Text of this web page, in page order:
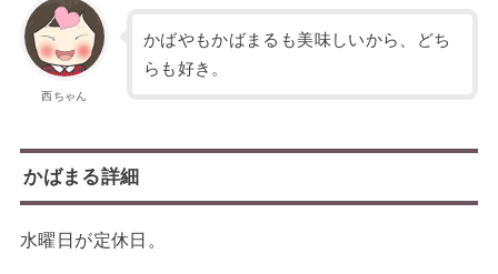
西ちゃん
かばやもかばまるも美味しいから、どち
らも好き。
かばまる詳細
水曜日が定休日。